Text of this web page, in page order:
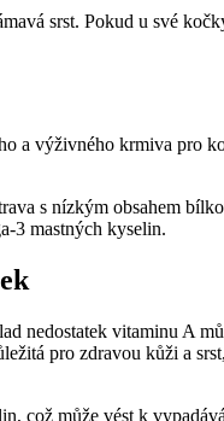
srst. Pokud u své
a výživného krmiva pro
s nízkým obsahem
3 mastných kyselin.
nedostatek vitaminu A
pro zdravou kůži a
což může vést k